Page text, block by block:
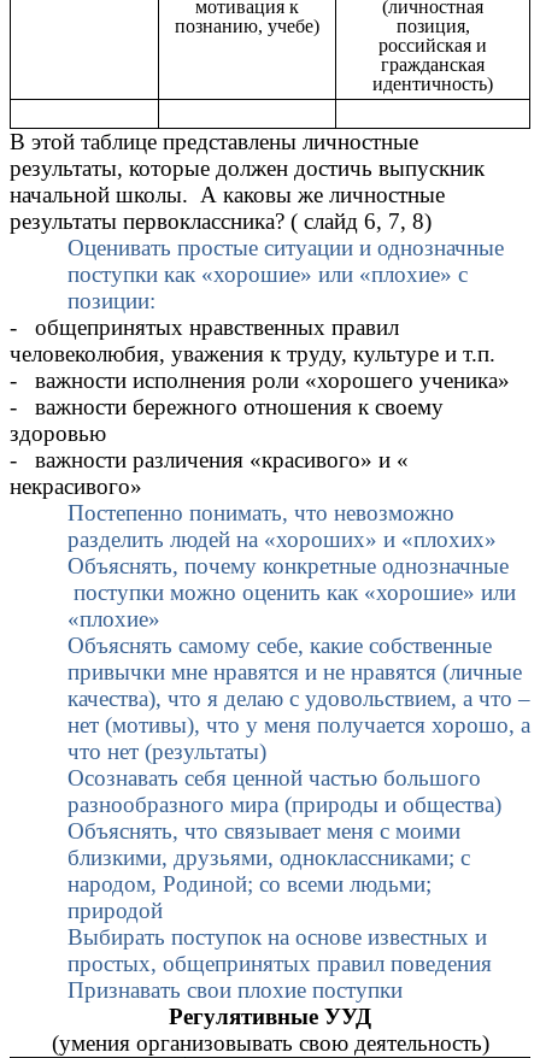
мотивация к
познанию, учебе)
(личностная
позиция,
российская и
гражданская
идентичность)
В этой таблице представлены личностные
результаты, которые должен достичь выпускник
начальной школы. А каковы же личностные
результаты первоклассника? ( слайд 6, 7, 8)
Оценивать простые ситуации и однозначные
поступки как «хорошие» или «плохие» с
позиции:
- общепринятых нравственных правил
человеколюбия, уважения к труду, культуре и т.п.
- важности исполнения роли «хорошего ученика»
- важности бережного отношения к своему
здоровью
- важности различения «красивого» и «
некрасивого»
Постепенно понимать, что невозможно
разделить людей на «хороших» и «плохих»
Объяснять, почему конкретные однозначные
поступки можно оценить как «хорошие» или
«плохие»
Объяснять самому себе, какие собственные
привычки мне нравятся и не нравятся (личные
качества), что я делаю с удовольствием, а что –
нет (мотивы), что у меня получается хорошо, а
что нет (результаты)
Осознавать себя ценной частью большого
разнообразного мира (природы и общества)
Объяснять, что связывает меня с моими
близкими, друзьями, одноклассниками; с
народом, Родиной; со всеми людьми;
природой
Выбирать поступок на основе известных и
простых, общепринятых правил поведения
Признавать свои плохие поступки
Регулятивные УУД
(умения организовывать свою деятельность)